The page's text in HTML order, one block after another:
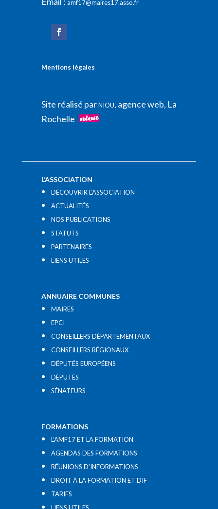
amf17@maires17.asso.fr
Mentions légales
Site réalisé parNIOU, agence web, La
Rochelle
L’ASSOCIATION
DÉCOUVRIR L’ASSOCIATION
ACTUALITÉS
NOS PUBLICATIONS
STATUTS
PARTENAIRES
LIENS UTILES​
ANNUAIRE COMMUNES
MAIRES
EPCI
CONSEILLERS DÉPARTEMENTAUX
CONSEILLERS RÉGIONAUX
DÉPUTÉS EUROPÉENS
DÉPUTÉS
SÉNATEURS
FORMATIONS
L’AMF17 ET LA FORMATION
AGENDAS DES FORMATIONS
RÉUNIONS D’INFORMATIONS
DROIT À LA FORMATION ET DIF
TARIFS